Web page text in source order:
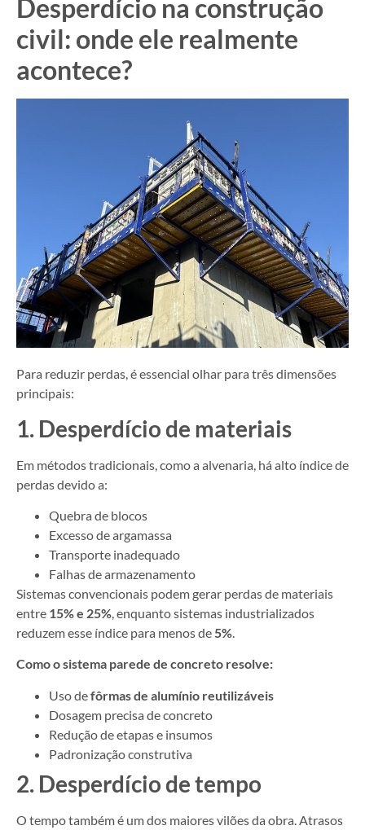
Desperdício na construção
civil: onde ele realmente
acontece?
Para reduzir perdas, é essencial olhar para três dimensões
principais:
1. Desperdício de materiais
Em métodos tradicionais, como a alvenaria, há alto índice de
perdas devido a:
Quebra de blocos
Excesso de argamassa
Transporte inadequado
Falhas de armazenamento
Sistemas convencionais podem gerar perdas de materiais
entre 15% e 25%, enquanto sistemas industrializados
reduzem esse índice para menos de5%.
Como o sistema parede de concreto resolve:
Uso defôrmas de alumínio reutilizáveis
Dosagem precisa de concreto
Redução de etapas e insumos
Padronização construtiva
2. Desperdício de tempo
O tempo também é um dos maiores vilões da obra. Atrasos